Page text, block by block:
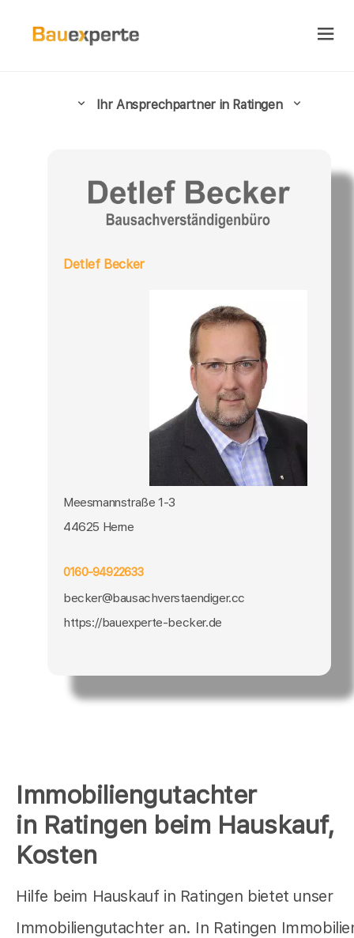
Immobiliengutachter
in Ratingen beim Hauskauf,
Kosten
Hilfe beim Hauskauf in Ratingen bietet unser
Immobiliengutachter an. In Ratingen
Ihr Ansprechpartner in Ratingen
Detlef Becker
Meesmannstraße 1-3
44625 Herne
0160-94922633
becker@bausachverstaendiger.cc
https://bauexperte-becker.de